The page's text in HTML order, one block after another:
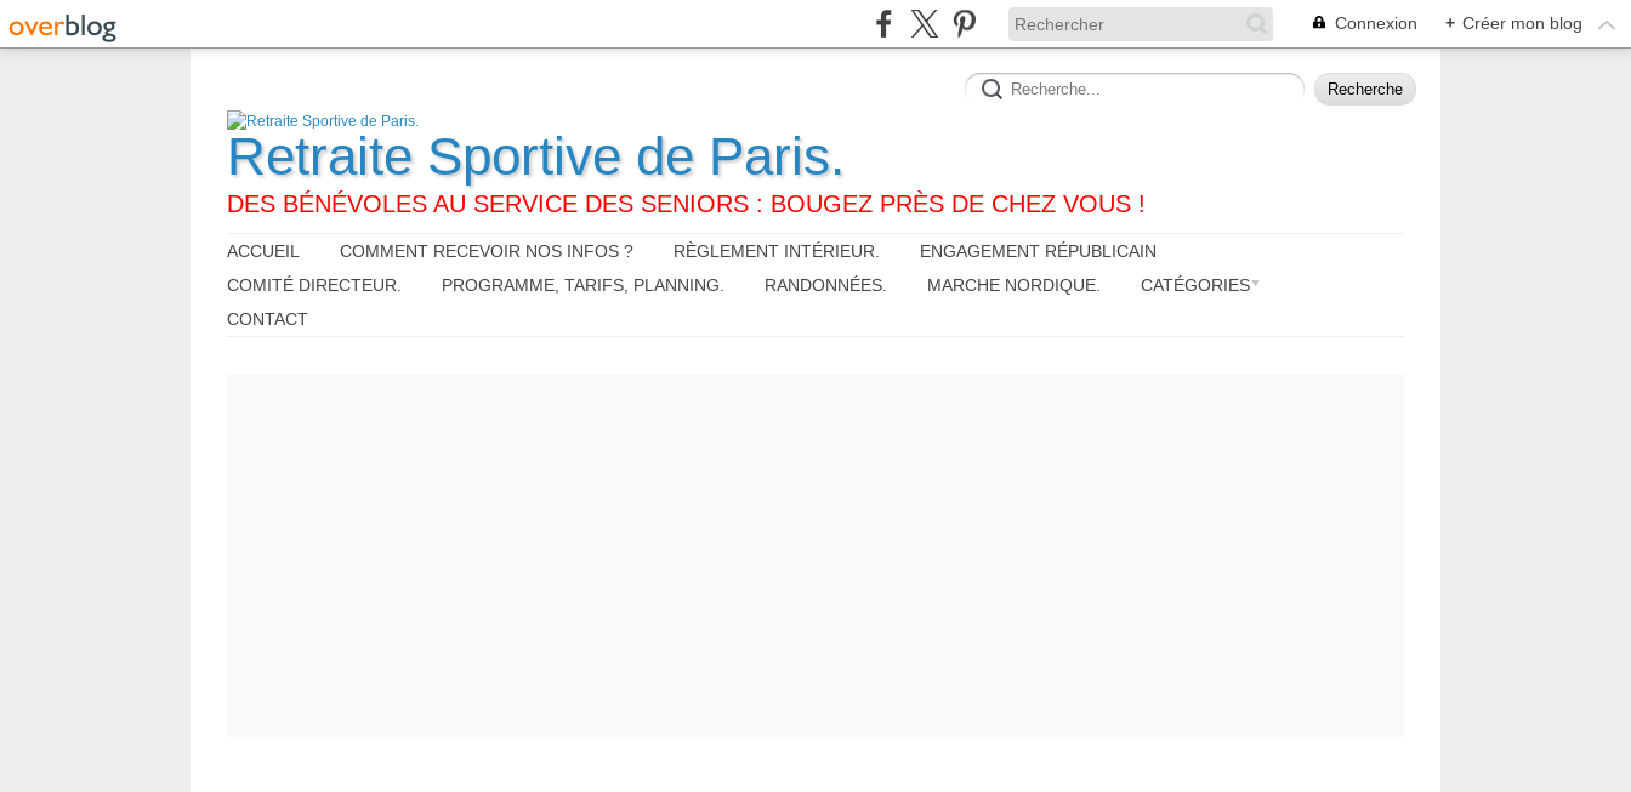
Connexion + Créer mon blog
Retraite Sportive de Paris.
DES BÉNÉVOLES AU SERVICE DES SENIORS : BOUGEZ PRÈS DE CHEZ VOUS !
ACCUEIL COMMENT RECEVOIR NOS INFOS ? RÈGLEMENT INTÉRIEUR.
ENGAGEMENT RÉPUBLICAIN
COMITÉ DIRECTEUR.
PROGRAMME, TARIFS, PLANNING. RANDONNÉES. MARCHE NORDIQUE.
CATÉGORIES
CONTACT